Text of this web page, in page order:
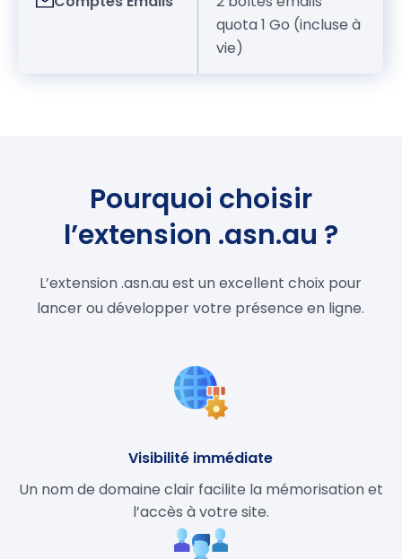
quota 1 Go (incluse à
vie)
Pourquoi choisir
l’extension .asn.au ?
L’extension .asn.au est un excellent choix pour
lancer ou développer votre présence en ligne.
Visibilité immédiate
Un nom de domaine clair facilite la mémorisation et
l’accès à votre site.